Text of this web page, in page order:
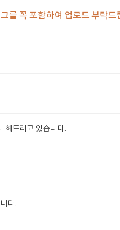
를 꼭 포함하여 업로드 부탁드
해드리고 있습니다.
다.